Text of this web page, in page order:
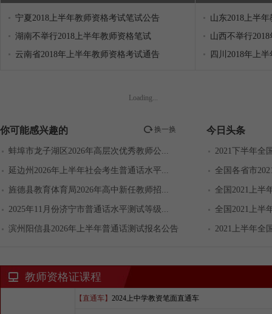
宁夏2018上半年教师资格考试笔试公告
湖南不举行2018上半年教师资格笔试
云南省2018年上半年教师资格考试通告
山东2018上半
山西不举行
四川2018年上
Loading...
你可能感兴趣的 换一换
蚌埠市龙子湖区2026年高层次优秀教师公...
延边州2026年上半年社会考生普通话水平...
旌德县教育体育局2026年高中新任教师招...
2025年11月份济宁市普通话水平测试等级...
滨州阳信县2026年上半年普通话测试报名公告
今日头条
2021下半年全
全国各省市
全国2021上半
全国2021上半
2021上半年全
教师资格证课程
【直通车】 2024上中学教资笔面直通车